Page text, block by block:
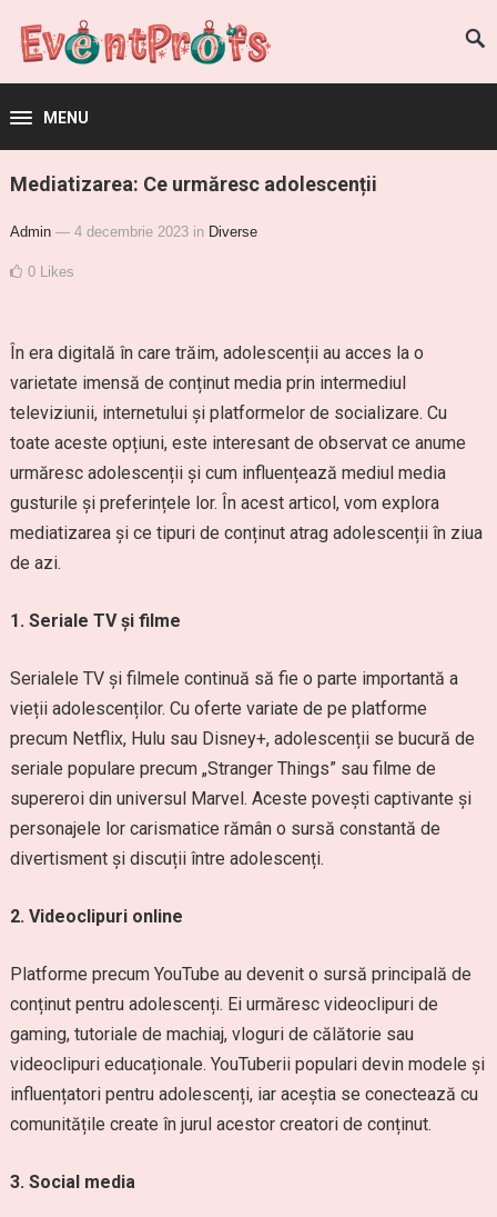
MENU
Mediatizarea: Ce urmăresc adolescenții
Admin — 4 decembrie 2023 in Diverse
0 Likes
În era digitală în care trăim, adolescenții au acces la o
varietate imensă de conținut media prin intermediul
televiziunii, internetului și platformelor de socializare. Cu
toate aceste opțiuni, este interesant de observat ce anume
urmăresc adolescenții și cum influențează mediul media
gusturile și preferințele lor. În acest articol, vom explora
mediatizarea și ce tipuri de conținut atrag adolescenții în ziua
de azi.
1. Seriale TV și filme
Serialele TV și filmele continuă să fie o parte importantă a
vieții adolescenților. Cu oferte variate de pe platforme
precum Netflix, Hulu sau Disney+, adolescenții se bucură de
seriale populare precum „Stranger Things” sau filme de
supereroi din universul Marvel. Aceste povești captivante și
personajele lor carismatice rămân o sursă constantă de
divertisment și discuții între adolescenți.
2. Videoclipuri online
Platforme precum YouTube au devenit o sursă principală de
conținut pentru adolescenți. Ei urmăresc videoclipuri de
gaming, tutoriale de machiaj, vloguri de călătorie sau
videoclipuri educaționale. YouTuberii populari devin modele și
influențatori pentru adolescenți, iar aceștia se conectează cu
comunitățile create în jurul acestor creatori de conținut.
3. Social media